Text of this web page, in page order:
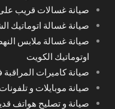
صيانة غسالات قريب
صيانة غسالة اتوماتيك
اوتوماتيك الكويت
صيانة كاميرات
صيانة موبايلات و
صيانة و تصليح هواتف